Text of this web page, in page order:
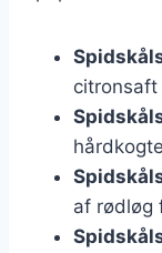
citronsaft
af rødløg